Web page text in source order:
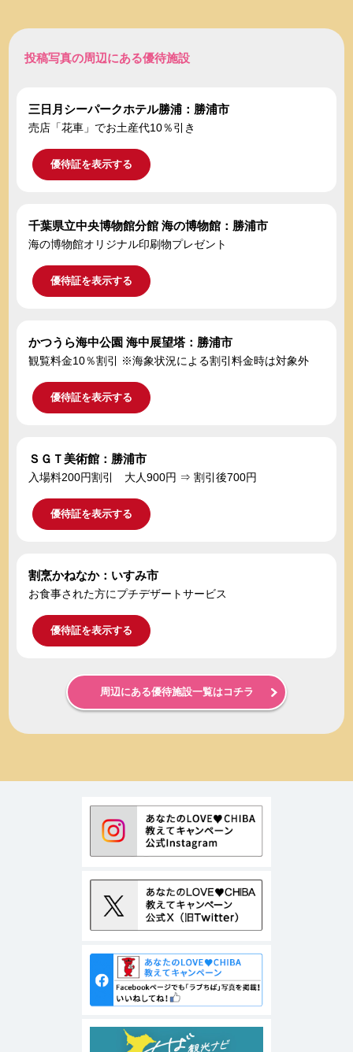
投稿写真の周辺にある優待施設
三日月シーパークホテル勝浦：勝浦市
売店「花車」でお土産代10％引き
優待証を表示する
千葉県立中央博物館分館 海の博物館：勝浦市
海の博物館オリジナル印刷物プレゼント
優待証を表示する
かつうら海中公園 海中展望塔：勝浦市
観覧料金10％割引 ※海象状況による割引料金時は対象外
優待証を表示する
ＳＧＴ美術館：勝浦市
入場料200円割引 大人900円 ⇒ 割引後700円
優待証を表示する
割烹かねなか：いすみ市
お食事された方にプチデザートサービス
優待証を表示する
周辺にある優待施設一覧はコチラ